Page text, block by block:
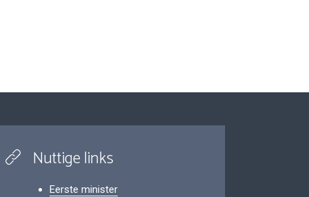
Nuttige links
Eerste minister